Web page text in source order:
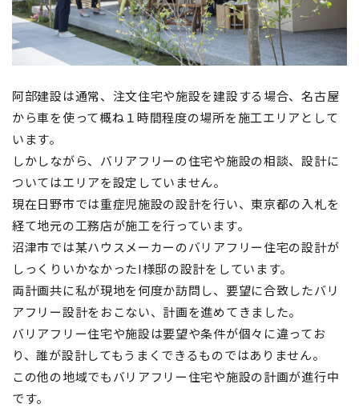
阿部建設は通常、注文住宅や施設を建設する場合、名古屋
から車を使って概ね１時間程度の場所を施工エリアとして
います。
しかしながら、バリアフリーの住宅や施設の相談、設計に
ついてはエリアを設定していません。
現在日野市では重症児施設の設計を行い、東京都の入札を
経て地元の工務店が施工を行っています。
沼津市では某ハウスメーカーのバリアフリー住宅の設計が
しっくりいかなかったI様邸の設計をしています。
両計画共に私が現地を何度か訪問し、要望に合致したバリ
アフリー設計をおこない、計画を進めてきました。
バリアフリー住宅や施設は要望や条件が個々に違ってお
り、誰が設計してもうまくできるものではありません。
この他の地域でもバリアフリー住宅や施設の計画が進行中
です。